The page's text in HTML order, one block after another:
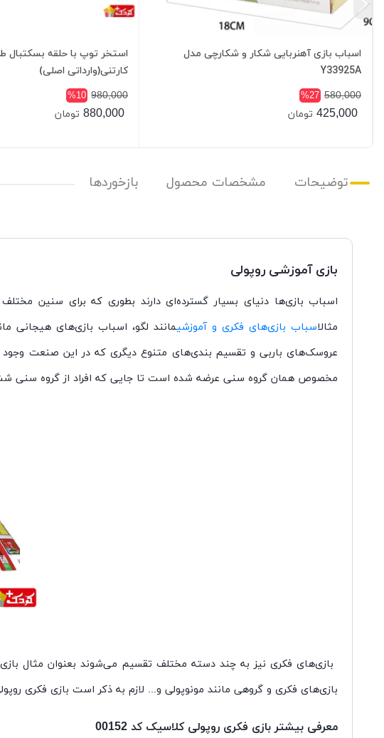
اسباب بازی آهنربایی شکار و شکارچی مدل
Y33925A
580,000
%27
425,000 تومان
استخر توپ با حلقه
کارتنی(وارداتی اصلی)
980,000
%10
880,000 تومان
توضیحات مشخصات محصول بازخوردها
بازی آموزشی روپولی
اسباب بازیها دنیای بسیار گستردهای دارند بطوری که برای سنین مختلف
مثالاسباب بازیهای فکری و آموزشیمانند لگو، اسباب بازیهای هیجانی
عروسکهای باربی و تقسیم بندیهای متنوع دیگری که در این صنعت وجود
مخصوص همان گروه سنی عرضه شده است تا جایی که افراد از گروه سنی
بازیهای فکری نیز به چند دسته مختلف تقسیم میشوند بعنوان مثال بازی
بازیهای فکری و گروهی مانند مونوپولی و... لازم به ذکر است بازی فکری روپولی کلاسیک کد
معرفی بیشتر بازی فکری روپولی کلاسیک کد 00152